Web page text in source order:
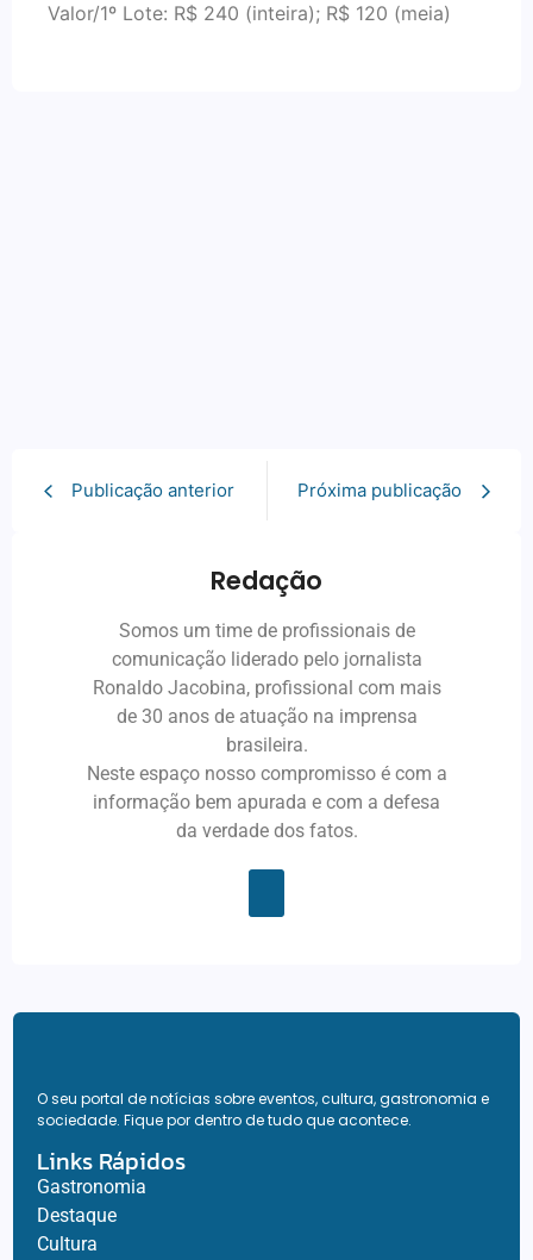
Valor/1º Lote: R$ 240 (inteira); R$ 120 (meia)
Publicação anterior Próxima publicação
Redação
Somos um time de profissionais de
comunicação liderado pelo jornalista
Ronaldo Jacobina, profissional com mais
de 30 anos de atuação na imprensa
brasileira.
Neste espaço nosso compromisso é com a
informação bem apurada e com a defesa
da verdade dos fatos.
O seu portal de notícias sobre eventos, cultura, gastronomia e
sociedade. Fique por dentro de tudo que acontece.
Links Rápidos
Gastronomia
Destaque
Cultura